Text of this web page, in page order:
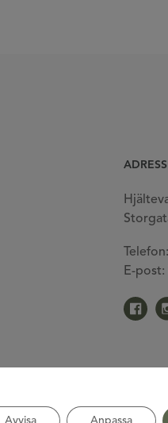
E-post:
Gå
Avvisa Anpassa